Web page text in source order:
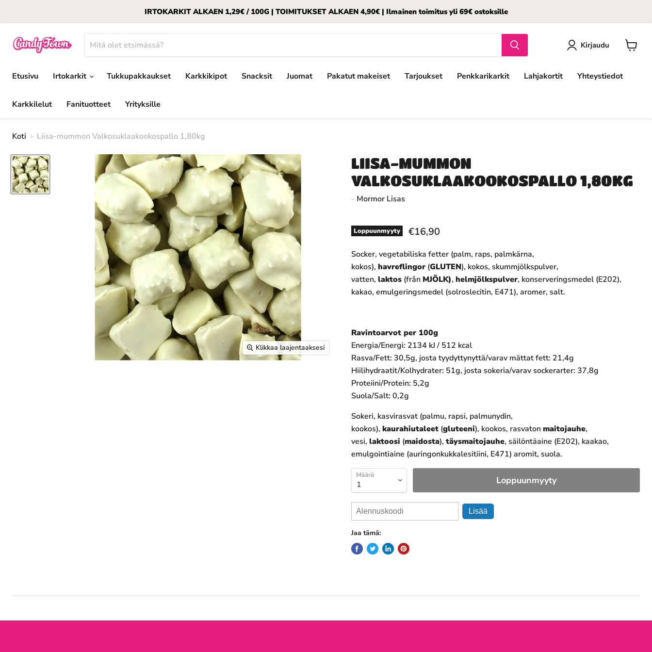
IRTOKARKIT ALKAEN 1,29€ / 100G | TOIMITUKSET ALKAEN 4,90€ | Ilmainen toimitus yli 69€ ostoksille
Kirjaudu
Etusivu
Irtokarkit Tukkupakkaukset Karkkikipot Snacksit Juomat Pakatut makeiset Tarjoukset Penkkarikarkit Lahjakortit Yhteystiedot
Karkkilelut Fanituotteet Yrityksille
Koti Liisa-mummon Valkosuklaakookospallo 1,80kg
Klikkaa laajentaaksesi
LIISA-MUMMON
VALKOSUKLAAKOOKOSPALLO 1,80KG
- Mormor Lisas
Loppuunmyyty €16,90
Socker, vegetabiliska fetter (palm, raps, palmkärna,
kokos), havreflingor(GLUTEN), kokos, skummjölkspulver,
vatten, laktos(från MJÖLK), helmjölkspulver, konserveringsmedel (E202),
kakao, emulgeringsmedel (solroslecitin, E471), aromer, salt.
Ravintoarvot per 100g
Energia/Energi: 2134 kJ / 512 kcal
Rasva/Fett: 30,5g, josta tyydyttynyttä/varav mättat fett: 21,4g
Hiilihydraatit/Kolhydrater: 51g, josta sokeria/varav sockerarter: 37,8g
Proteiini/Protein: 5,2g
Suola/Salt: 0,2g
Sokeri, kasvirasvat (palmu, rapsi, palmunydin,
kookos), kaurahiutaleet(gluteeni), kookos, rasvatonmaitojauhe,
vesi, laktoosi (maidosta), täysmaitojauhe, säilöntäaine (E202), kaakao,
emulgointiaine (auringonkukkalesitiini, E471) aromit, suola.
Määrä Loppuunmyyty
Lisää
Jaa tämä: